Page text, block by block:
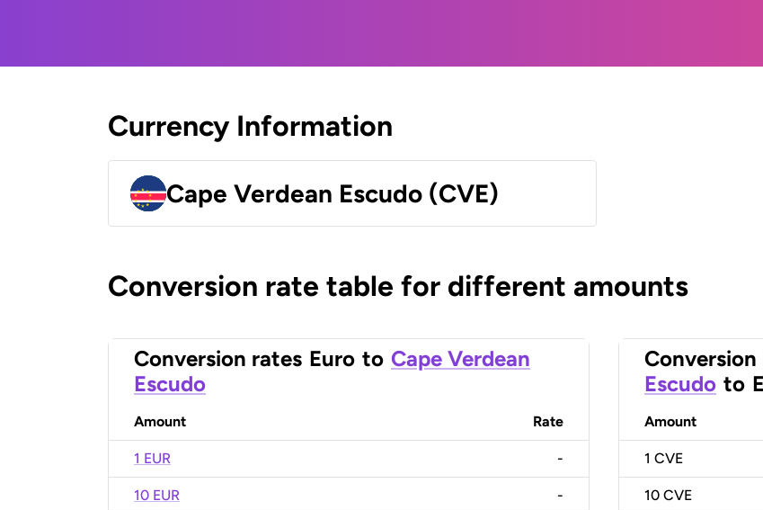
Currency Information
Cape Verdean Escudo (CVE)
Conversion rate table for different amounts
Conversion rates Euro to Cape Verdean
Escudo
Amount Rate
1 EUR -
10 EUR -
Conversion
Escudo to
Amount
1 CVE
10 CVE